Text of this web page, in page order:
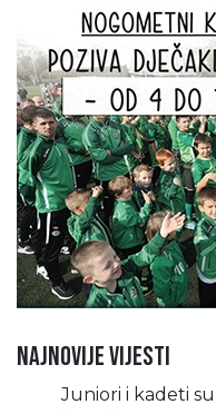
Najnovije vijesti
Juniori i kadeti